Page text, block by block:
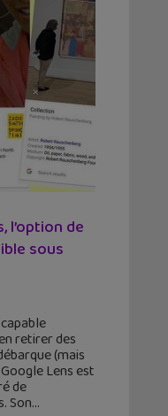
l’option de
sous
retirer des
(mais
Lens est
de
Son